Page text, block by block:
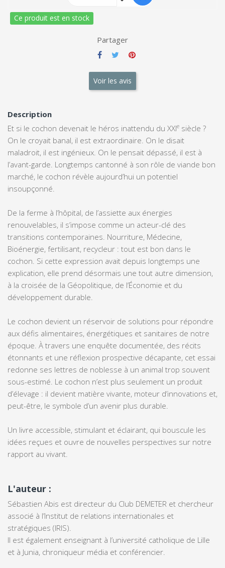
Ce produit est en stock
Partager
Voir les avis
Description
Et si le cochon devenait le héros inattendu du XXIe siècle ?
On le croyait banal, il est extraordinaire. On le disait
maladroit, il est ingénieux. On le pensait dépassé, il est à
l’avant-garde. Longtemps cantonné à son rôle de viande bon
marché, le cochon révèle aujourd’hui un potentiel
insoupçonné.
De la ferme à l’hôpital, de l’assiette aux énergies
renouvelables, il s’impose comme un acteur-clé des
transitions contemporaines. Nourriture, Médecine,
Bioénergie, fertilisant, recycleur : tout est bon dans le
cochon. Si cette expression avait depuis longtemps une
explication, elle prend désormais une tout autre dimension,
à la croisée de la Géopolitique, de l’Économie et du
développement durable.
Le cochon devient un réservoir de solutions pour répondre
aux défis alimentaires, énergétiques et sanitaires de notre
époque. À travers une enquête documentée, des récits
étonnants et une réflexion prospective décapante, cet essai
redonne ses lettres de noblesse à un animal trop souvent
sous-estimé. Le cochon n’est plus seulement un produit
d’élevage : il devient matière vivante, moteur d’innovations et,
peut-être, le symbole d’un avenir plus durable.
Un livre accessible, stimulant et éclairant, qui bouscule les
idées reçues et ouvre de nouvelles perspectives sur notre
rapport au vivant.
L'auteur :
Sébastien Abis est directeur du Club DEMETER et chercheur
associé à l’Institut de relations internationales et
stratégiques (IRIS).
Il est également enseignant à l’université catholique de Lille
et à Junia, chroniqueur média et conférencier.